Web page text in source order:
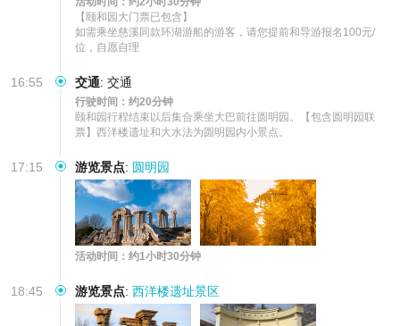
【颐和园大门票已包含】
如需乘坐慈溪同款环湖游船的游客，请您提前和导游报名100元/
位，自愿自理
16:55 交通: 交通
行驶时间：约20分钟
颐和园行程结束以后集合乘坐大巴前往圆明园。【包含圆明园联
票】西洋楼遗址和大水法为圆明园内小景点。
17:15 游览景点: 圆明园
活动时间：约1小时30分钟
18:45 游览景点: 西洋楼遗址景区